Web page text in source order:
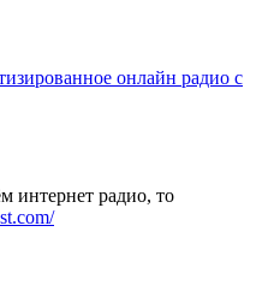
онлайн радио с
интернет радио, то